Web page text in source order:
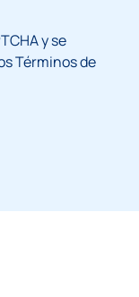
y se
Términos de